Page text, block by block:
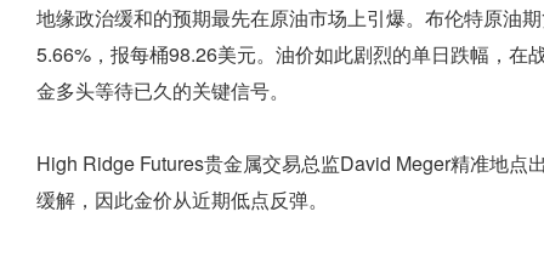
地缘政治缓和的预期最先在原油市场上引爆。布伦特原油
5.66%，报每桶98.26美元。油价如此剧烈的单日跌幅，
金多头等待已久的关键信号。
High Ridge Futures贵金属交易总监David Meger精准地
缓解，因此金价从近期低点反弹。